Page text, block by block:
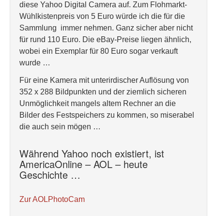
diese Yahoo Digital Camera auf. Zum Flohmarkt-
Wühlkistenpreis von 5 Euro würde ich die für die
Sammlung immer nehmen. Ganz sicher aber nicht
für rund 110 Euro. Die eBay-Preise liegen ähnlich,
wobei ein Exemplar für 80 Euro sogar verkauft
wurde …
Für eine Kamera mit unterirdischer Auflösung von
352 x 288 Bildpunkten und der ziemlich sicheren
Unmöglichkeit mangels altem Rechner an die
Bilder des Festspeichers zu kommen, so miserabel
die auch sein mögen …
Während Yahoo noch existiert, ist
AmericaOnline – AOL – heute
Geschichte …
Zur AOLPhotoCam